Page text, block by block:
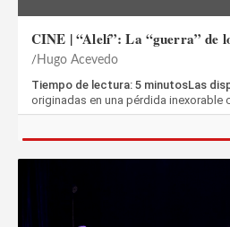
CINE | “Alelí”: La “guerra” de
Hugo Acevedo
Tiempo de lectura: 5 minutosLas
originadas en una pérdida inexorable